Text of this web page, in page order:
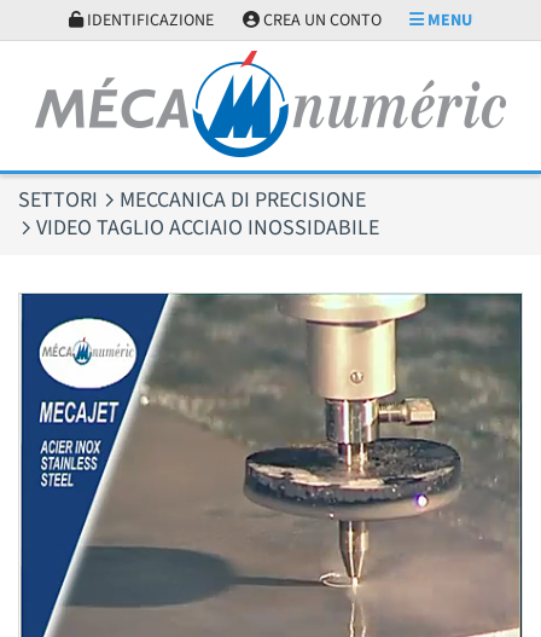
IDENTIFICAZIONE CREA UN CONTO MENU
SETTORI
MECCANICA DI PRECISIONE
VIDEO TAGLIO ACCIAIO INOSSIDABILE
Pannello di gestione dei cookies